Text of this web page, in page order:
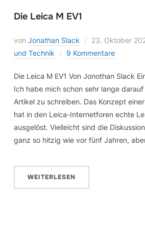
Die Leica M EV1
von Jonathan Slack 23. Oktober
und Technik
9 Kommentare
Die Leica M EV1 Von Jonothan Slack
Ich habe mich schon sehr lange
Artikel zu schreiben. Das Konzept einer
hat in den Leica-Internetforen echte
ausgelöst. Vielleicht sind die
ganz so hitzig wie vor fünf Jahren,
WEITERLESEN